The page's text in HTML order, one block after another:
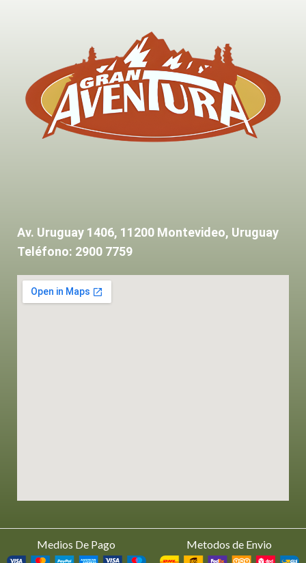
Av. Uruguay 1406, 11200 Montevideo, Uruguay
Teléfono: 2900 7759
Medios De Pago Metodos de Envio